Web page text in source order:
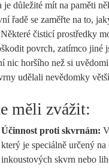
je důležité mít na paměti
řadě se zaměřte na to,
čisticí prostředky
povrch, zatímco jiné
nic horšího než si
udělali nevědomky
měli zvážit:
Účinnost proti skvrnám:
který je speciálně určený
inkoustových skvrn nebo